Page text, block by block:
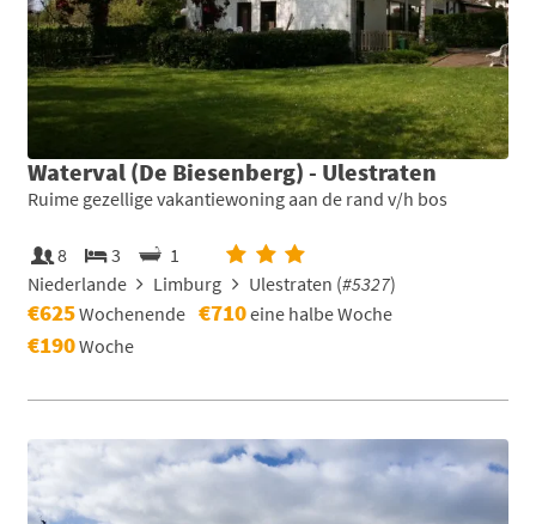
Waterval (De Biesenberg) - Ulestraten
Ruime gezellige vakantiewoning aan de rand v/h bos
8 3
1
Niederlande
Limburg Ulestraten (#5327)
€625Wochenende €710eine halbe Woche
€190Woche